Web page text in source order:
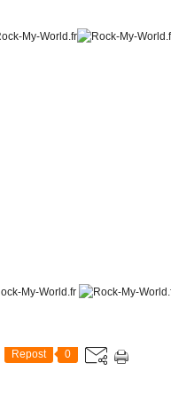
Repost 0